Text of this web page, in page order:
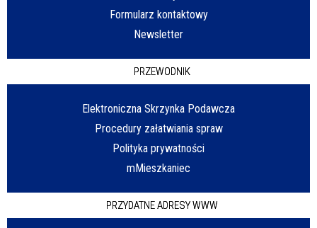
Formularz kontaktowy
Newsletter
PRZEWODNIK
Elektroniczna Skrzynka Podawcza
Procedury załatwiania spraw
Polityka prywatności
mMieszkaniec
PRZYDATNE ADRESY WWW